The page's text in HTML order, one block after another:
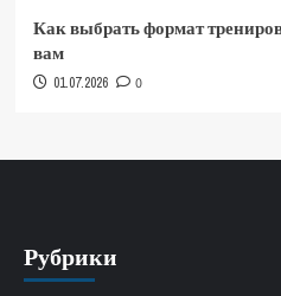
Как выбрать формат
вам
01.07.2026 0
Рубрики